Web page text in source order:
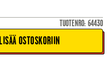
TUOTENRO: 64430
LISÄÄ OSTOSKORIIN